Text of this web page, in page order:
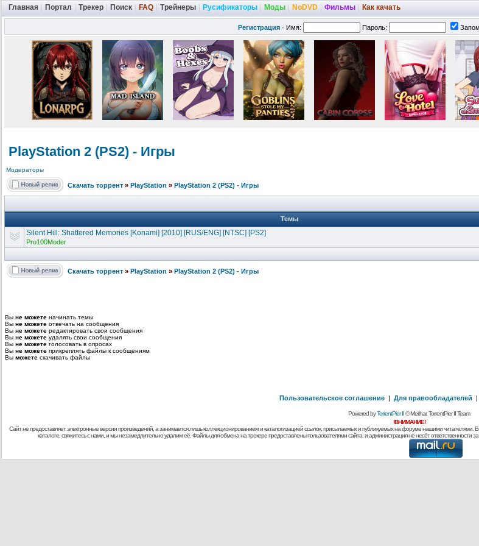
Главная Портал Трекер Поиск FAQ Трейнеры Русификаторы Моды NoDVD Фильмы Как качать
Регистрация · Имя: Пароль:
PlayStation 2 (PS2) - Игры
Модераторы
Скачать торрент » PlayStation » PlayStation 2 (PS2) - Игры
Темы
Silent Hill: Shattered Memories [Konami] [2010] [RUS/ENG] [NTSC] [PS2]
Pro100Moder
Скачать торрент » PlayStation » PlayStation 2 (PS2) - Игры
Вы не можете начинать темы
Вы не можете отвечать на сообщения
Вы не можете редактировать свои сообщения
Вы не можете удалять свои сообщения
Вы не можете голосовать в опросах
Вы не можете прикреплять файлы к сообщениям
Вы можете скачивать файлы
Пользовательское соглашение | Для правообладателей |
Powered byTorrentPier II© Meithar, TorrentPier II Team
!ВНИМАНИЕ!
Сайт не предоставляет электронные версии произведений, а занимается лишь коллекционированием и каталогизацией ссылок, присылаемых и публикуемых на форуме нашими
каталоге, свяжитесь с нами, и мы незамедлительно удалим её. Файлы для обмена на трекере предоставлены пользователями сайта, и администрация не несёт